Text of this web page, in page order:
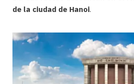
de la ciudad de Hanoi.